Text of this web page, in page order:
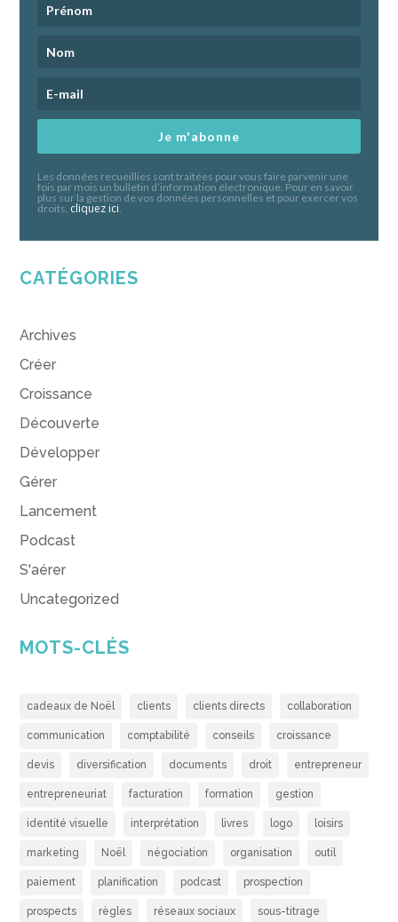
Je m'abonne
Les données recueillies sont traitées pour vous faire parvenir une
fois par mois un bulletin d’information électronique. Pour en savoir
plus sur la gestion de vos données personnelles et pour exercer vos
droits, cliquez ici.
CATÉGORIES
Archives
Créer
Croissance
Découverte
Développer
Gérer
Lancement
Podcast
S'aérer
Uncategorized
MOTS-CLÉS
cadeaux de Noël clients clients directs collaboration
communication comptabilité conseils croissance
devis diversification documents droit entrepreneur
entrepreneuriat facturation formation gestion
identité visuelle interprétation livres logo loisirs
marketing Noël négociation organisation outil
paiement planification podcast prospection
prospects règles réseaux sociaux sous-titrage